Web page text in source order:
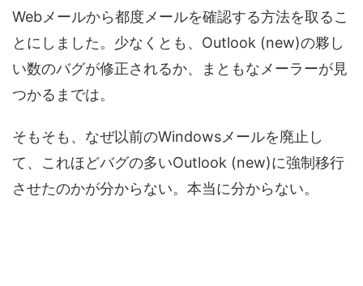
Webメールから都度メールを確認する方法を取るこ
とにしました。少なくとも、Outlook (new)の夥し
い数のバグが修正されるか、まともなメーラーが見
つかるまでは。
そもそも、なぜ以前のWindowsメールを廃止し
て、これほどバグの多いOutlook (new)に強制移行
させたのかが分からない。本当に分からない。